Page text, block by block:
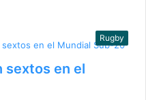
Rugby
sextos en el